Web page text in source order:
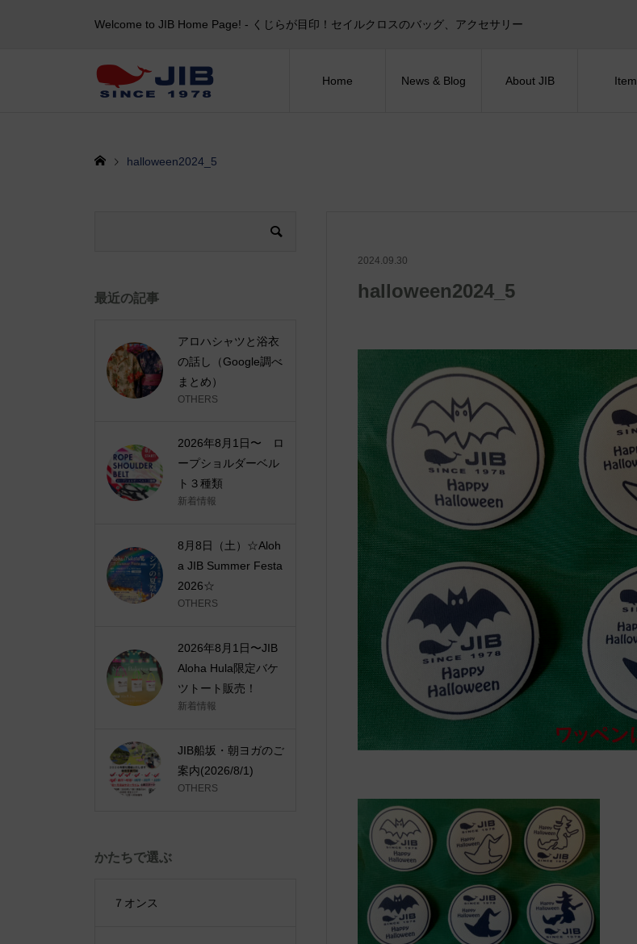
Welcome to JIB Home Page! ‐ くじらが目印！セイルクロスのバッグ、アクセサリー
Home News & Blog About JIB Item
halloween2024_5
2024.09.30
halloween2024_5
最近の記事
アロハシャツと浴衣
の話し（Google調べ
まとめ）
OTHERS
2026年8月1日〜 ロ
ープショルダーベル
ト３種類
新着情報
8月8日（土）☆Aloh
a JIB Summer Festa
2026☆
OTHERS
2026年8月1日〜JIB
Aloha Hula限定バケ
ツトート販売！
新着情報
JIB船坂・朝ヨガのご
案内(2026/8/1)
OTHERS
かたちで選ぶ
７オンス